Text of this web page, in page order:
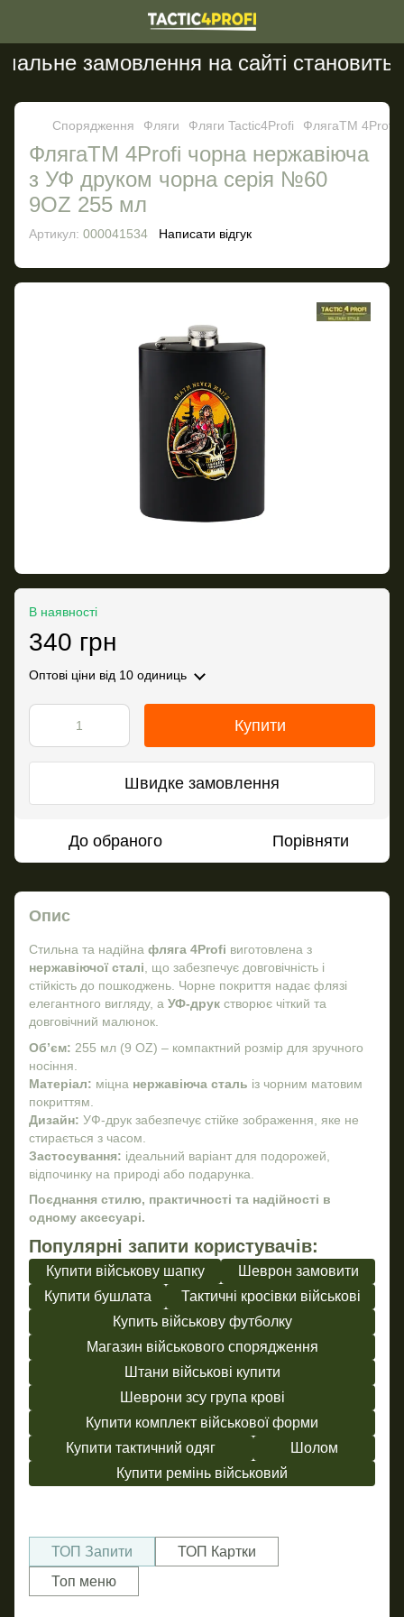
замовлення на сайті становить
Спорядження Фляги Фляги Tactic4Profi ФлягаТМ 4Profi
ФлягаТМ 4Profi чорна нержавіюча
з УФ друком чорна серія №60
9OZ 255 мл
Артикул: 000041534 Написати відгук
В наявності
340 грн
Оптові ціни від 10 одиниць
Купити
Швидке замовлення
До обраного Порівняти
Опис
Стильна та надійна фляга 4Profi виготовлена з
нержавіючої сталі , що забезпечує довговічність і
стійкість до пошкоджень. Чорне покриття надає флязі
елегантного вигляду, а УФ-друк створює чіткий та
довговічний малюнок.
Об’єм: 255 мл (9 OZ) – компактний розмір для зручного
носіння.
Матеріал: міцна нержавіюча сталь із чорним матовим
покриттям.
Дизайн: УФ-друк забезпечує стійке зображення, яке не
стирається з часом.
Застосування: ідеальний варіант для подорожей,
відпочинку на природі або подарунка.
Поєднання стилю, практичності та надійності в
одному аксесуарі.
Популярні запити користувачів:
Купити військову шапку
Шеврон замовити
Купити бушлата
Тактичні кросівки військові
Купить військову футболку
Магазин військового спорядження
Штани військові купити
Шеврони зсу група крові
Купити комплект військової форми
Купити тактичний одяг
Шолом
Купити ремінь військовий
ТОП Запити
ТОП Картки
Топ меню